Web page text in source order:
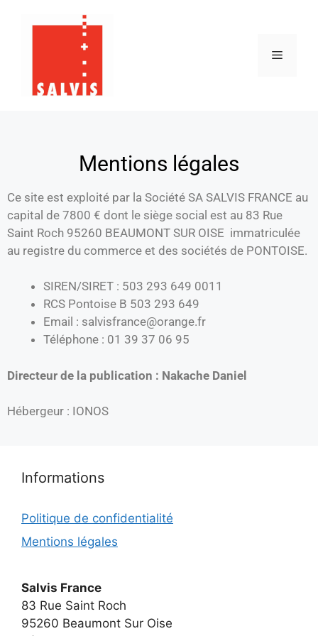
Mentions légales
Ce site est exploité par la Société SA SALVIS FRANCE au
capital de 7800 € dont le siège social est au 83 Rue
Saint Roch 95260 BEAUMONT SUR OISE immatriculée
au registre du commerce et des sociétés de PONTOISE.
SIREN/SIRET : 503 293 649 0011
RCS Pontoise B 503 293 649
Email : salvisfrance@orange.fr
Téléphone : 01 39 37 06 95
Directeur de la publication : Nakache Daniel
Hébergeur : IONOS
Informations
Politique de confidentialité
Mentions légales
Salvis France
83 Rue Saint Roch
95260 Beaumont Sur Oise